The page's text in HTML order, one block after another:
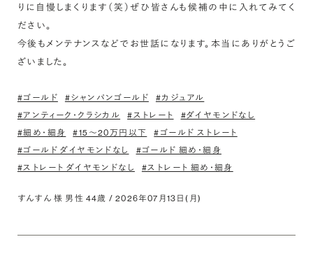
りに自慢しまくります（笑）ぜひ皆さんも候補の中に入れてみてく
ださい。
今後もメンテナンスなどでお世話になります。本当にありがとうご
ざいました。
#ゴールド #シャンパンゴールド
#カジュアル
#アンティーク・クラシカル
#ストレート
#ダイヤモンドなし
#細め・細身
#15〜20万円以下
#ゴールド ストレート
#ゴールド ダイヤモンドなし
#ゴールド 細め・細身
#ストレート ダイヤモンドなし
#ストレート 細め・細身
すんすん 様 男性 44歳 / 2026年07月13日(月)